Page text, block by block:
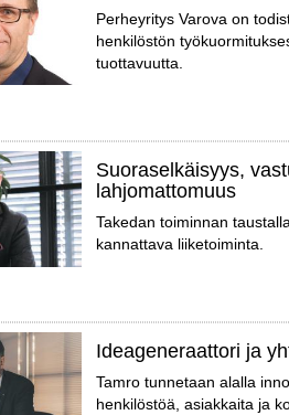
Perheyritys Varova on
henkilöstön
tuottavuutta.
Suoraselkäisyys,
lahjomattomuus
Takedan toiminnan
kannattava liiketoiminta.
Ideageneraattori ja
Tamro tunnetaan alalla
henkilöstöä, asiakkaita ja